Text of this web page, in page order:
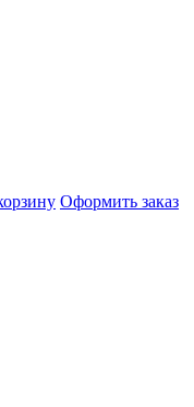
Оформить заказ